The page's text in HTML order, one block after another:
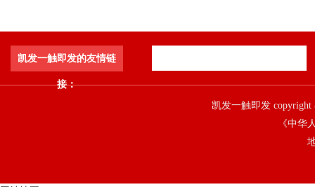
凯发一触即发的友情链
接：
凯发一触即发
《中华